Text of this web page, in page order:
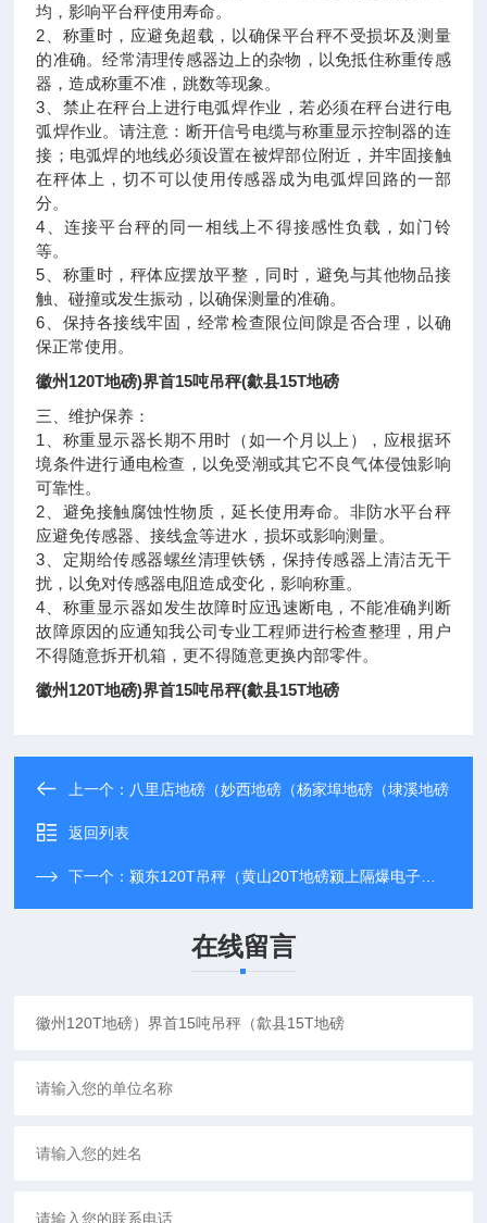
均，影响平台秤使用寿命。
2、称重时，应避免超载，以确保平台秤不受损坏及测量
的准确。经常清理传感器边上的杂物，以免抵住称重传感
器，造成称重不准，跳数等现象。
3、禁止在秤台上进行电弧焊作业，若必须在秤台进行电
弧焊作业。请注意：断开信号电缆与称重显示控制器的连
接；电弧焊的地线必须设置在被焊部位附近，并牢固接触
在秤体上，切不可以使用传感器成为电弧焊回路的一部
分。
4、连接平台秤的同一相线上不得接感性负载，如门铃
等。
5、称重时，秤体应摆放平整，同时，避免与其他物品接
触、碰撞或发生振动，以确保测量的准确。
6、保持各接线牢固，经常检查限位间隙是否合理，以确
保正常使用。
徽州120T地磅)界首15吨吊秤(歙县15T地磅
三、维护保养：
1、称重显示器长期不用时（如一个月以上），应根据环
境条件进行通电检查，以免受潮或其它不良气体侵蚀影响
可靠性。
2、避免接触腐蚀性物质，延长使用寿命。非防水平台秤
应避免传感器、接线盒等进水，损坏或影响测量。
3、定期给传感器螺丝清理铁锈，保持传感器上清洁无干
扰，以免对传感器电阻造成变化，影响称重。
4、称重显示器如发生故障时应迅速断电，不能准确判断
故障原因的应通知我公司专业工程师进行检查整理，用户
不得随意拆开机箱，更不得随意更换内部零件。
徽州120T地磅)界首15吨吊秤(歙县15T地磅
上一个： 八里店地磅（妙西地磅（杨家埠地磅（埭溪地磅
返回列表
下一个：颍东120T吊秤（黄山20T地磅颍上隔爆电子台秤
在线留言